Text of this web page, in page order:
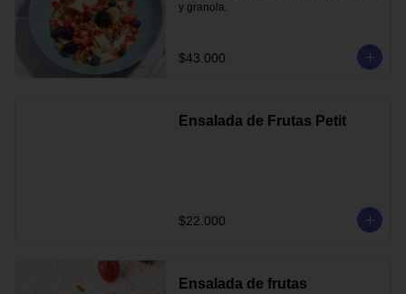
y granola.
$43.000
Ensalada de Frutas Petit
$22.000
Ensalada de frutas